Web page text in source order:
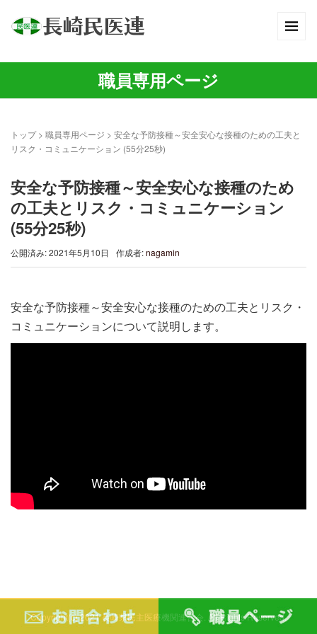
職員専用ページ
トップ> 職員専用ページ > 安全な予防接種～安全安心な接種のための工夫と
リスク・コミュニケーション (55分25秒)
安全な予防接種～安全安心な接種のため
の工夫とリスク・コミュニケーション
(55分25秒)
公開済み: 2021年5月10日 作成者:nagamin
安全な予防接種～安全安心な接種のための工夫とリスク・
コミュニケーションについて説明します。
Copyright(c) 2021 長崎県民主医療機関連合会. All Rights Reserved.